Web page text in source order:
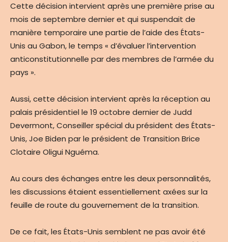
Cette décision intervient après une première prise au
mois de septembre dernier et qui suspendait de
manière temporaire une partie de l’aide des États-
Unis au Gabon, le temps « d’évaluer l’intervention
anticonstitutionnelle par des membres de l’armée du
pays ».
Aussi, cette décision intervient après la réception au
palais présidentiel le 19 octobre dernier de Judd
Devermont, Conseiller spécial du président des États-
Unis, Joe Biden par le président de Transition Brice
Clotaire Oligui Nguéma.
Au cours des échanges entre les deux personnalités,
les discussions étaient essentiellement axées sur la
feuille de route du gouvernement de la transition.
De ce fait, les États-Unis semblent ne pas avoir été